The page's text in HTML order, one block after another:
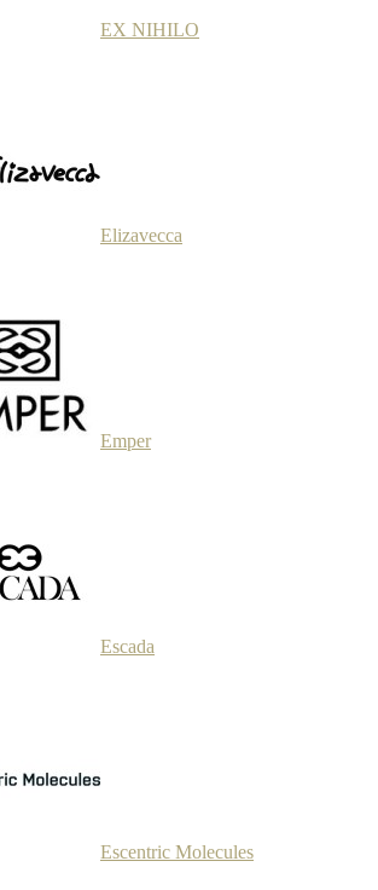
EX NIHILO
Elizavecca
Emper
Escada
Escentric Molecules